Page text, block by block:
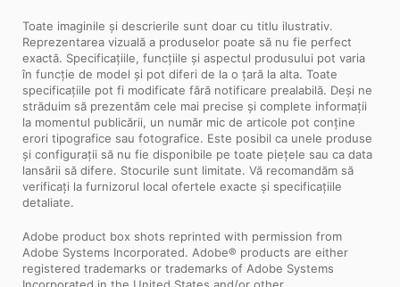
Toate imaginile și descrierile sunt doar cu titlu ilustrativ.
Reprezentarea vizuală a produselor poate să nu fie perfect
exactă. Specificațiile, funcțiile și aspectul produsului pot varia
în funcție de model și pot diferi de la o țară la alta. Toate
specificațiile pot fi modificate fără notificare prealabilă. Deși ne
străduim să prezentăm cele mai precise și complete informații
la momentul publicării, un număr mic de articole pot conține
erori tipografice sau fotografice. Este posibil ca unele produse
și configurații să nu fie disponibile pe toate piețele sau ca data
lansării să difere. Stocurile sunt limitate. Vă recomandăm să
verificați la furnizorul local ofertele exacte și specificațiile
detaliate.
Adobe product box shots reprinted with permission from
Adobe Systems Incorporated. Adobe® products are either
registered trademarks or trademarks of Adobe Systems